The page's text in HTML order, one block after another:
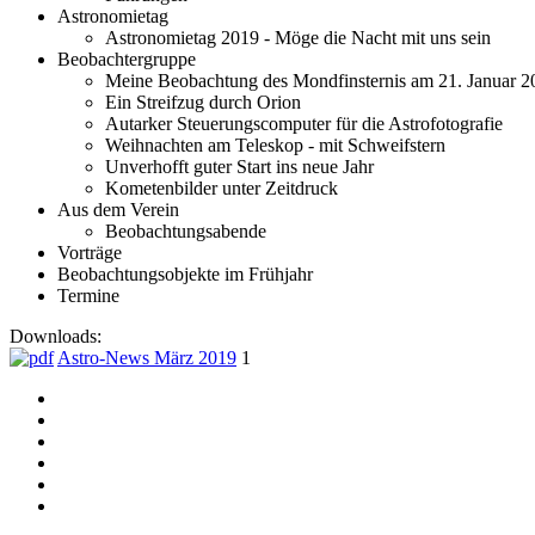
Astronomietag
Astronomietag 2019 - Möge die Nacht mit uns sein
Beobachtergruppe
Meine Beobachtung des Mondfinsternis am 21. Januar
Ein Streifzug durch Orion
Autarker Steuerungscomputer für die Astrofotografie
Weihnachten am Teleskop - mit Schweifstern
Unverhofft guter Start ins neue Jahr
Kometenbilder unter Zeitdruck
Aus dem Verein
Beobachtungsabende
Vorträge
Beobachtungsobjekte im Frühjahr
Termine
Downloads:
Astro-News März 2019 1